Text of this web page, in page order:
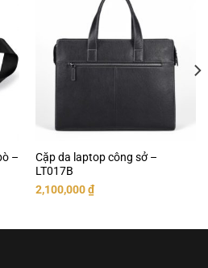
–
Cặp da laptop công sở –
LT017B
2,100,000₫